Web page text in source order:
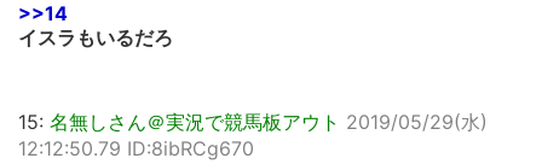
>>14
イスラもいるだろ
15: 名無しさん＠実況で競馬板アウト 2019/05/29(水)
12:12:50.79 ID:8ibRCg670